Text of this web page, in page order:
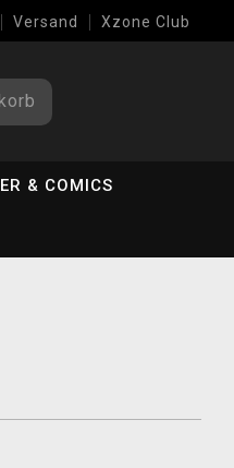
Versand Xzone Club
& COMICS